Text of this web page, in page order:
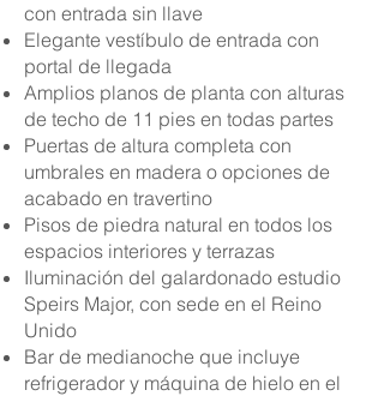
con entrada sin llave
Elegante vestíbulo de entrada con
portal de llegada
Amplios planos de planta con alturas
de techo de 11 pies en todas partes
Puertas de altura completa con
umbrales en madera o opciones de
acabado en travertino
Pisos de piedra natural en todos los
espacios interiores y terrazas
Iluminación del galardonado estudio
Speirs Major, con sede en el Reino
Unido
Bar de medianoche que incluye
refrigerador y máquina de hielo en el